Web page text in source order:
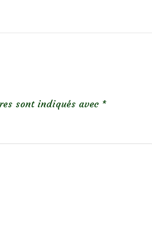
sont indiqués avec *